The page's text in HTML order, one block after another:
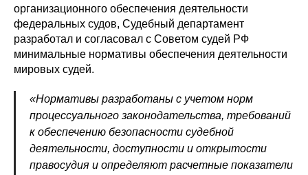
организационного обеспечения деятельности
федеральных судов, Судебный департамент
разработал и согласовал с Советом судей РФ
минимальные нормативы обеспечения деятельности
мировых судей.
«Нормативы разработаны с учетом норм
процессуального законодательства, требований
к обеспечению безопасности судебной
деятельности, доступности и открытости
правосудия и определяют расчетные показатели